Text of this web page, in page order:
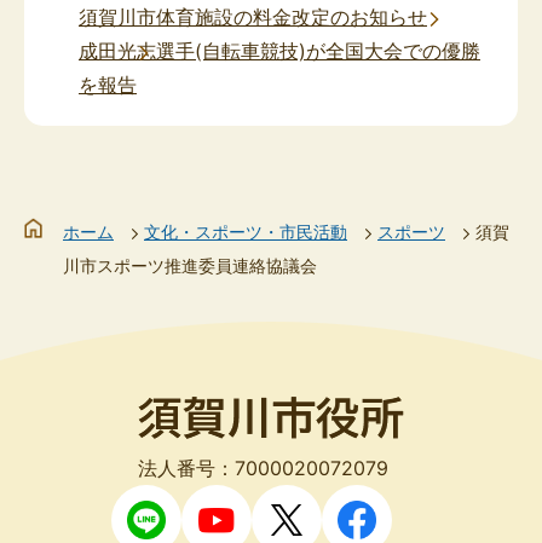
須賀川市体育施設の料金改定のお知らせ
成田光志選手(自転車競技)が全国大会での優勝
を報告
ホーム 文化・スポーツ・市民活動 スポーツ
須賀
川市スポーツ推進委員連絡協議会
法人番号：7000020072079